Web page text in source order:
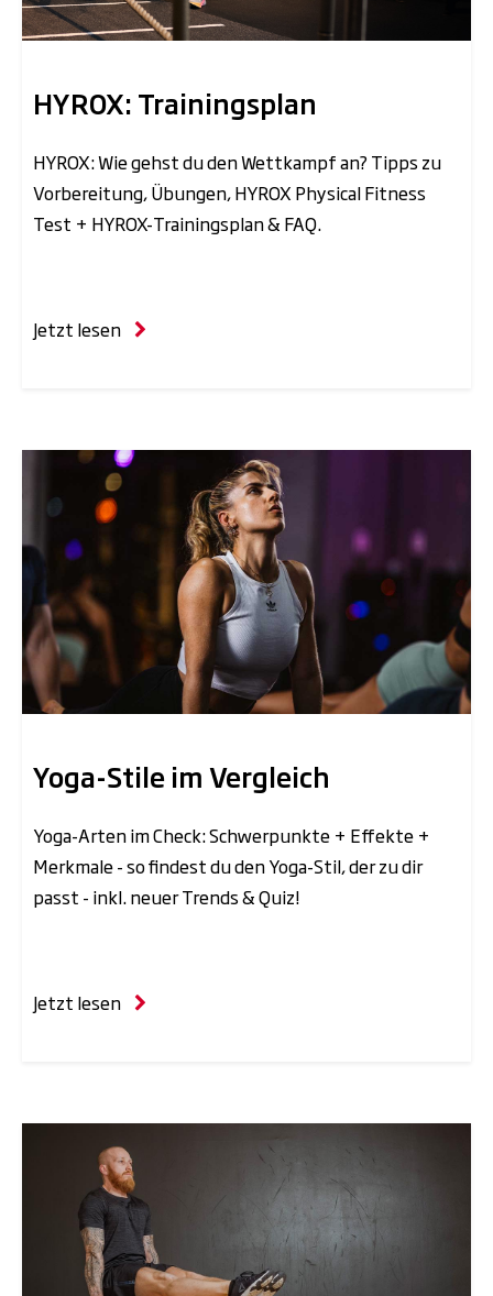
HYROX: Trainingsplan
HYROX: Wie gehst du den Wettkampf an? Tipps zu
Vorbereitung, Übungen, HYROX Physical Fitness
Test + HYROX-Trainingsplan & FAQ.
Jetzt lesen
Yoga-Stile im Vergleich
Yoga-Arten im Check: Schwerpunkte + Effekte +
Merkmale - so findest du den Yoga-Stil, der zu dir
passt - inkl. neuer Trends & Quiz!
Jetzt lesen